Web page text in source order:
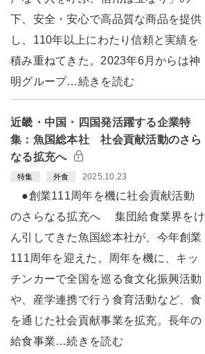
下、安全・安心で高品質な商品を提供
し、110年以上にわたり信頼と実績を
積み重ねてきた。2023年6月からは神
明グループ…続きを読む
近畿・中国・四国発活躍する企業特
集：魚国総本社 社会貢献活動のさら
なる拡充へ
特集 外食 2025.10.23
●創業111周年を機に社会貢献活動
のさらなる拡充へ 集団給食業界をけ
ん引してきた魚国総本社が、今年創業
111周年を迎えた。周年を機に、キッ
チンカーで全国を巡る食文化振興活動
や、産学連携で行う食育活動など、食
を通じた社会貢献事業を拡充。長年の
給食事業…続きを読む